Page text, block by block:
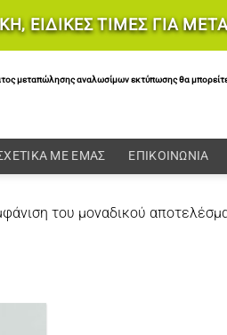
ΕΙΔΙΚΕΣ ΤΙΜΕΣ ΓΙΑ
μεταπώλησης αναλωσίμων εκτύπωσης θα μπορείτε
ΜΕ ΕΜΑΣ ΕΠΙΚΟΙΝΩΝΙΑ
του μοναδικού